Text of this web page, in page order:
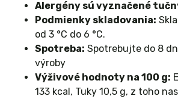
Alergény sú vyznačené
Podmienky skladovania:
od 3 °C do 6 °C.
Spotreba: Spotrebujte do 8
výroby
Výživové hodnoty na 100 g:
133 kcal, Tuky 10,5 g, z toho